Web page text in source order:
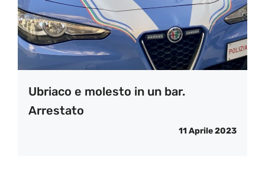
Ubriaco e molesto in un bar.
Arrestato
11 Aprile 2023